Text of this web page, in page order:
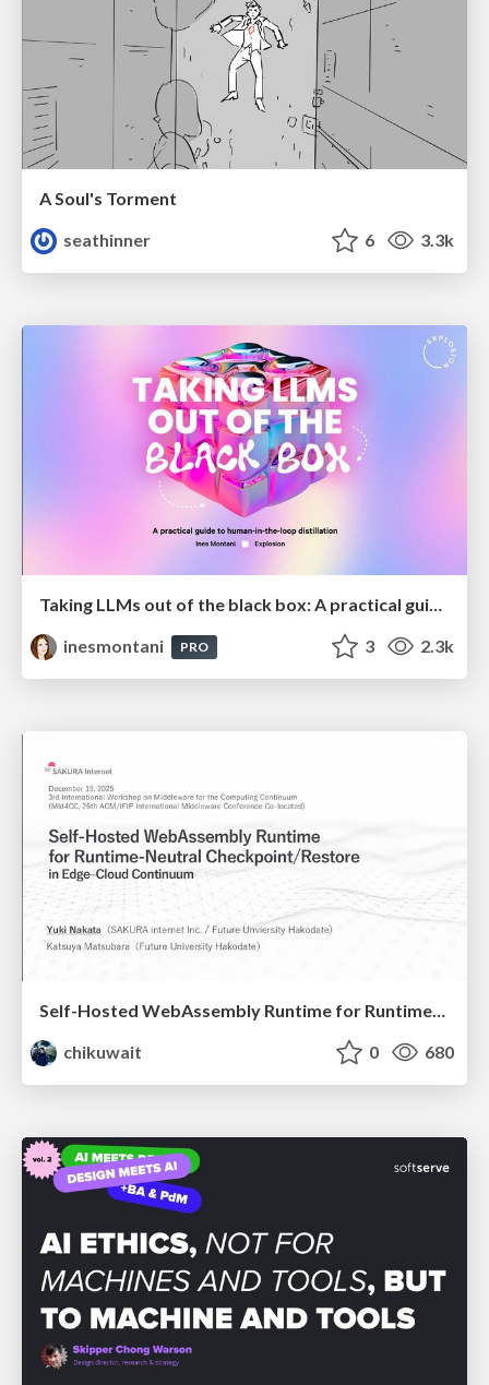
A Soul's Torment
seathinner
6 3.3k
Taking LLMs out of the black box: A practical guide to human-in-the-loop distillation
inesmontani
PRO 3 2.3k
Self-Hosted WebAssembly Runtime for Runtime-Neutral Checkpoint/Restore in Edge–Cloud Continuum
chikuwait
0 680